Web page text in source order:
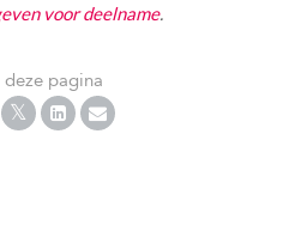
voor deelname.
deze pagina